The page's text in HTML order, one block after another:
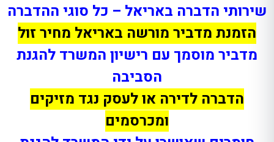
שירותי הדברה באריאל – כל סוגי ההדברה
הזמנת מדביר מורשה באריאל מחיר זול
מדביר מוסמך עם רישיון המשרד להגנת
הסביבה
הדברה לדירה או לעסק נגד מזיקים
ומכרסמים